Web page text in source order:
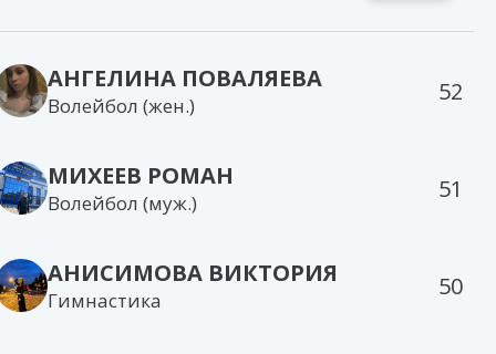
АНГЕЛИНА ПОВАЛЯЕВА
Волейбол (жен.) 52
МИХЕЕВ РОМАН
Волейбол (муж.) 51
АНИСИМОВА ВИКТОРИЯ
Гимнастика 50